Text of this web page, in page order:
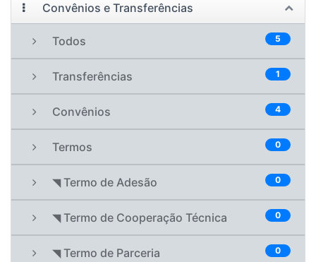
Convênios e Transferências
Todos 5
Transferências 1
Convênios 4
Termos 0
◥ Termo de Adesão 0
◥ Termo de Cooperação Técnica 0
◥ Termo de Parceria 0